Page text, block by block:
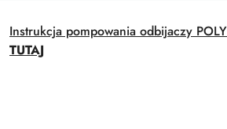
Instrukcja pompowania odbijaczy
TUTAJ